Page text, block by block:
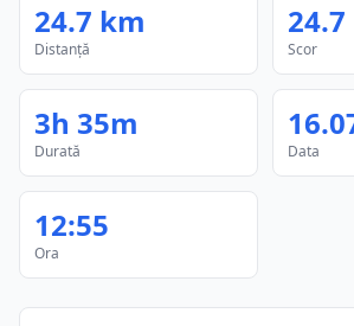
24.7 km
Distanță
24.7
Scor
3h 35m
Durată Data
12:55
Ora